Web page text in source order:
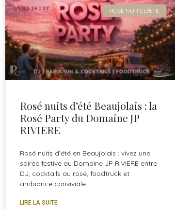
ROSÉ NUITS D'ÉTÉ
Rosé nuits d’été Beaujolais : la
Rosé Party du Domaine JP
RIVIERE
Rosé nuits d’été en Beaujolais : vivez une
soirée festive au Domaine JP RIVIERE entre
DJ, cocktails au rosé, foodtruck et
ambiance conviviale
LIRE LA SUITE